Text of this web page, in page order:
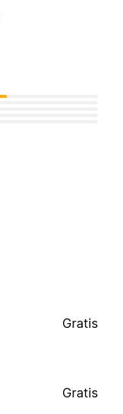
Gratis
Gratis